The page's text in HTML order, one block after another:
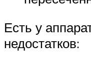
Есть у
недостатков: